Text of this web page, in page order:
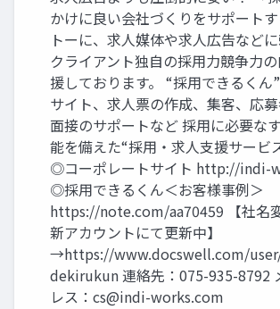
かけに良い会社づくりをサポート
トーに、求人媒体や求人広告など
クライアント独自の採用力競争力
援しております。 “採用できるくん
サイト、求人票の作成、集客、応募
面接のサポートなど 採用に必要な
能を備えた“採用・求人支援サービ
◎コーポレートサイト http://indi-
◎採用できるくん＜お客様事例＞
https://note.com/aa70459 【社名
新アカウントにて更新中】
→https://www.docswell.com/
dekirukun 連絡先：075-935-8792
レス： cs@indi-works.com